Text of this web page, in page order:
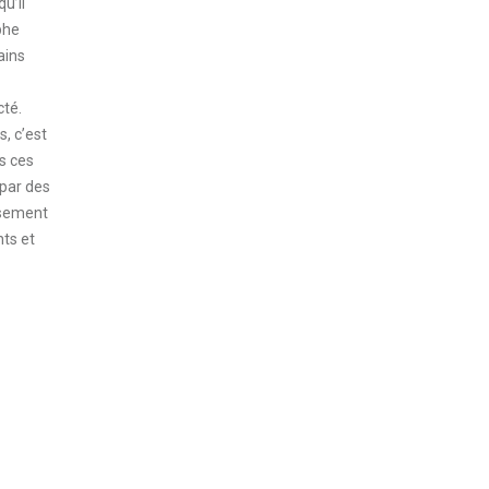
c’est
ces
des
et